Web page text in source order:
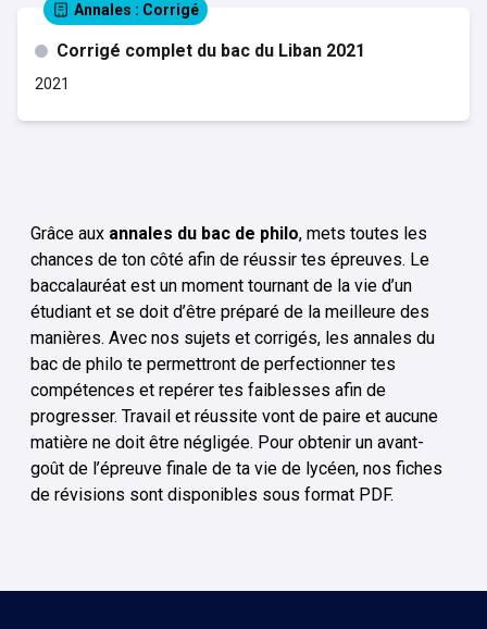
Annales : Corrigé
Corrigé complet du bac du Liban 2021
2021
Grâce aux annales du bac de philo, mets toutes les
chances de ton côté afin de réussir tes épreuves. Le
baccalauréat est un moment tournant de la vie d’un
étudiant et se doit d’être préparé de la meilleure des
manières. Avec nos sujets et corrigés, les annales du
bac de philo te permettront de perfectionner tes
compétences et repérer tes faiblesses afin de
progresser. Travail et réussite vont de paire et aucune
matière ne doit être négligée. Pour obtenir un avant-
goût de l’épreuve finale de ta vie de lycéen, nos fiches
de révisions sont disponibles sous format PDF.